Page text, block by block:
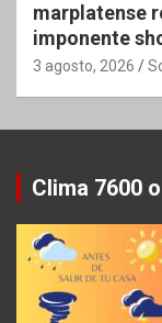
marplatense
imponente
3 agosto, 2026
Clima 7600